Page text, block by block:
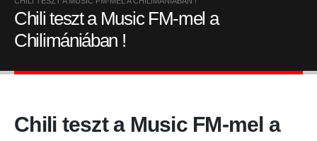
Chili teszt a Music FM-mel a
Chilimániában !
Chili teszt a Music FM-mel a